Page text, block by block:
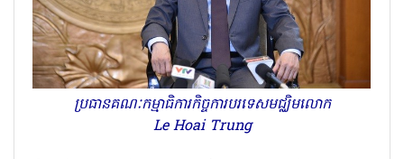
ប្រធានគណៈកម្មាធិការកិច្ចការបរទេសមជ្ឈិមលោក
Le Hoai Trung